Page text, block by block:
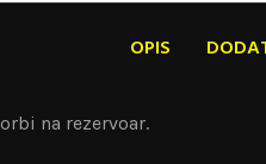
OPIS
na rezervoar.